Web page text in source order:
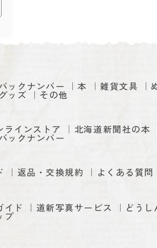
ックナンバー 本 雑貨文具
グッズ その他
ラインストア 北海道新聞社の本
ックナンバー
返品・交換規約 よくある質問
イド 道新写真サービス どう
プ